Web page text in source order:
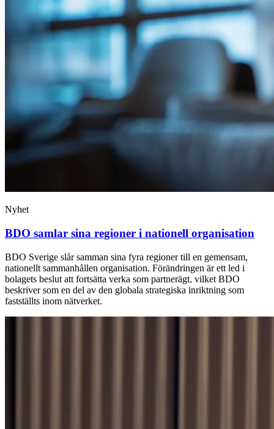
Nyhet
BDO samlar sina regioner i nationell organisation
BDO Sverige slår samman sina fyra regioner till en gemensam,
nationellt sammanhållen organisation. Förändringen är ett led i
bolagets beslut att fortsätta verka som partnerägt, vilket BDO
beskriver som en del av den globala strategiska inriktning som
fastställts inom nätverket.